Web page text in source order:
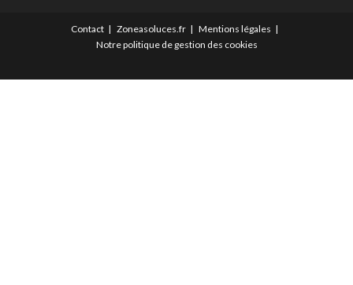
Contact Zoneasoluces.fr
Mentions légales
Notre politique de gestion des cookies